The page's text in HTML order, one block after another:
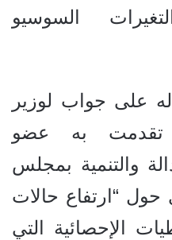
السوسيو
على جواب لوزير
تقدمت به عضو
والتنمية بمجلس
حول “ارتفاع حالات
الإحصائية
التي